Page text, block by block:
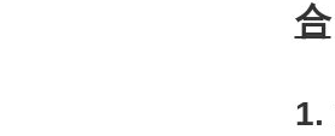
合
1.